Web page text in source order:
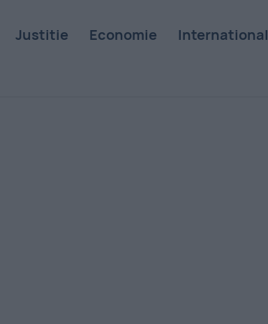
Justitie Economie International